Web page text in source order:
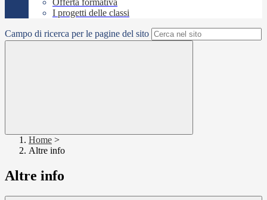
Offerta formativa
I progetti delle classi
Campo di ricerca per le pagine del sito
Home >
Altre info
Altre info